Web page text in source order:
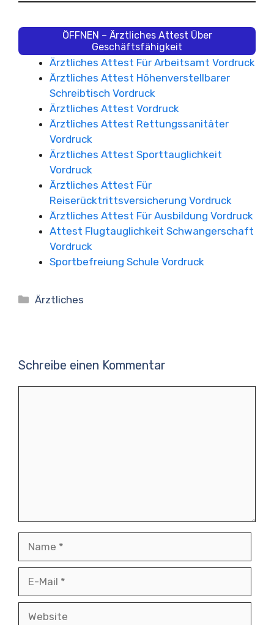
ÖFFNEN – Ärztliches Attest Über
Geschäftsfähigkeit
Ärztliches Attest Für Arbeitsamt Vordruck
Ärztliches Attest Höhenverstellbarer
Schreibtisch Vordruck
Ärztliches Attest Vordruck
Ärztliches Attest Rettungssanitäter
Vordruck
Ärztliches Attest Sporttauglichkeit
Vordruck
Ärztliches Attest Für
Reiserücktrittsversicherung Vordruck
Ärztliches Attest Für Ausbildung Vordruck
Attest Flugtauglichkeit Schwangerschaft
Vordruck
Sportbefreiung Schule Vordruck
Kategorien
Ärztliches
Schreibe einen Kommentar